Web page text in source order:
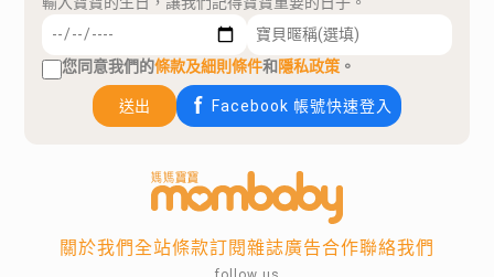
您同意我們的條款及細則條件和隱私政策 。
送出 Facebook 帳號快速登入
關於我們全站條款訂閱雜誌廣告合作聯絡我們